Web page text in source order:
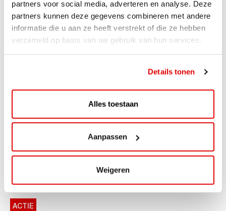
partners voor social media, adverteren en analyse. Deze
partners kunnen deze gegevens combineren met andere
informatie die u aan ze heeft verstrekt of die ze hebben
verzameld op basis van uw gebruik van hun services.
Details tonen
Alles toestaan
Aanpassen
Weigeren
AVIA VOLT en Fletcher Hotels starten landelijke uitrol
van DC-snellaadinfrastructuur AVIA VOLT en...
ACTIE